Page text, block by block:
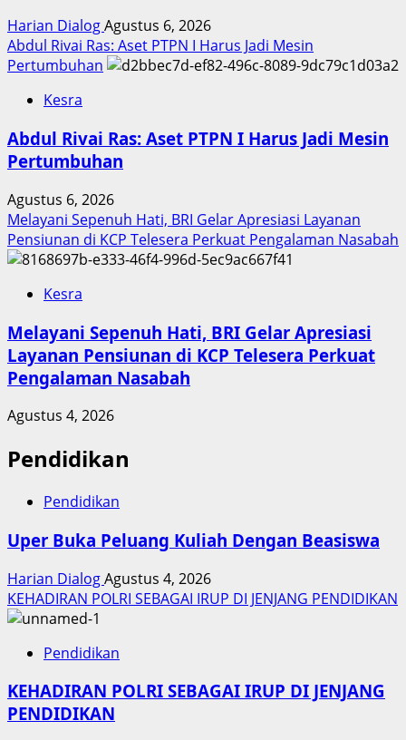
Harian DialogAgustus 6, 2026
Abdul Rivai Ras: Aset PTPN I Harus Jadi Mesin
Pertumbuhan
Kesra
Abdul Rivai Ras: Aset PTPN I Harus Jadi Mesin
Pertumbuhan
Agustus 6, 2026
Melayani Sepenuh Hati, BRI Gelar Apresiasi Layanan
Pensiunan di KCP Telesera Perkuat Pengalaman Nasabah
Kesra
Melayani Sepenuh Hati, BRI Gelar Apresiasi
Layanan Pensiunan di KCP Telesera Perkuat
Pengalaman Nasabah
Agustus 4, 2026
Pendidikan
Pendidikan
Uper Buka Peluang Kuliah Dengan Beasiswa
Harian DialogAgustus 4, 2026
KEHADIRAN POLRI SEBAGAI IRUP DI JENJANG PENDIDIKAN
Pendidikan
KEHADIRAN POLRI SEBAGAI IRUP DI JENJANG
PENDIDIKAN